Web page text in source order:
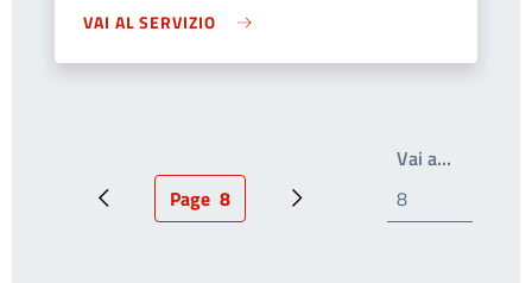
VAI AL SERVIZIO
Pagina precedentePagina attuale
Page 8 Prossima pagina
Vai a…Write the